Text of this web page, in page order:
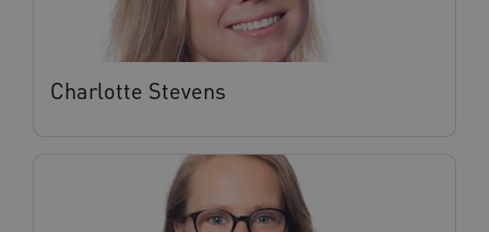
Charlotte Stevens